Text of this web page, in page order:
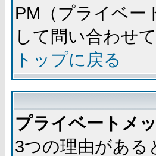
PM（プライベー
して問い合わせ
トップに戻る
プライベートメ
3つの理由がある